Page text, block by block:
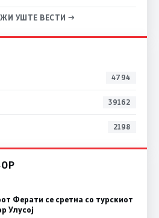
УШТЕ ВЕСТИ →
4794
39162
2198
Ферати се сретна со турскиот
Улусој